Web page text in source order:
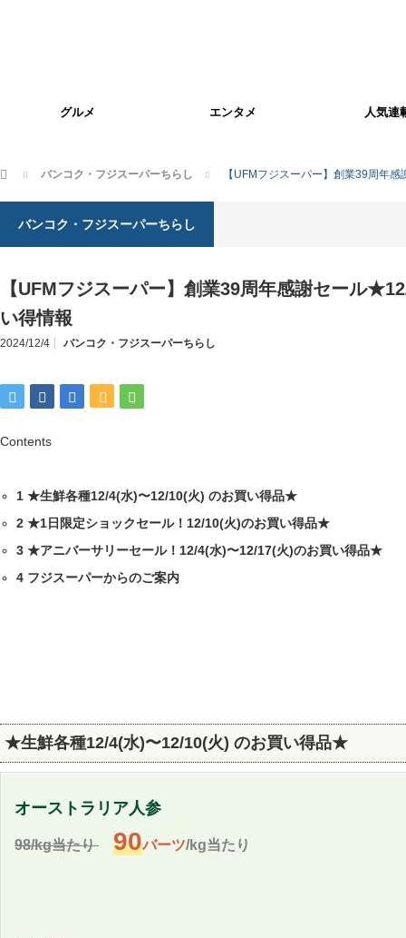
グルメ エンタメ 人気連
ホーム バンコク・フジスーパーちらし 【UFMフジスーパー】創業39周年
バンコク・フジスーパーちらし
【UFMフジスーパー】創業39周年感謝セール
い得情報
2024/12/4 バンコク・フジスーパーちらし
Contents
1 ★生鮮各種12/4(水)〜12/10(火) のお買い得品★
2 ★1日限定ショックセール！12/10(火)のお買い得品★
3 ★アニバーサリーセール！12/4(水)〜12/17(火)のお買い得品★
4 フジスーパーからのご案内
★生鮮各種12/4(水)〜12/10(火) のお買い得品★
オーストラリア人参
98/kg当たり 90バーツ/kg当たり